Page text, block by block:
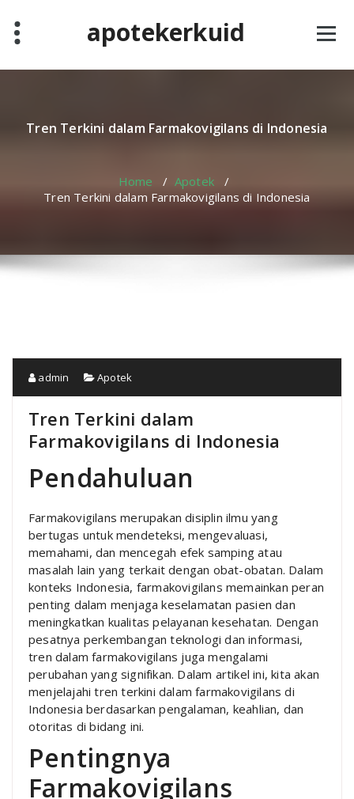
content
apotekerkuid
Tren Terkini dalam Farmakovigilans di Indonesia
Home / Apotek /
Tren Terkini dalam Farmakovigilans di Indonesia
admin Apotek
Tren Terkini dalam
Farmakovigilans di Indonesia
Pendahuluan
Farmakovigilans merupakan disiplin ilmu yang
bertugas untuk mendeteksi, mengevaluasi,
memahami, dan mencegah efek samping atau
masalah lain yang terkait dengan obat-obatan. Dalam
konteks Indonesia, farmakovigilans memainkan peran
penting dalam menjaga keselamatan pasien dan
meningkatkan kualitas pelayanan kesehatan. Dengan
pesatnya perkembangan teknologi dan informasi,
tren dalam farmakovigilans juga mengalami
perubahan yang signifikan. Dalam artikel ini, kita akan
menjelajahi tren terkini dalam farmakovigilans di
Indonesia berdasarkan pengalaman, keahlian, dan
otoritas di bidang ini.
Pentingnya
Farmakovigilans